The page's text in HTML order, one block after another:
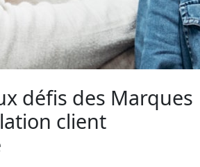
défis des Marques
client